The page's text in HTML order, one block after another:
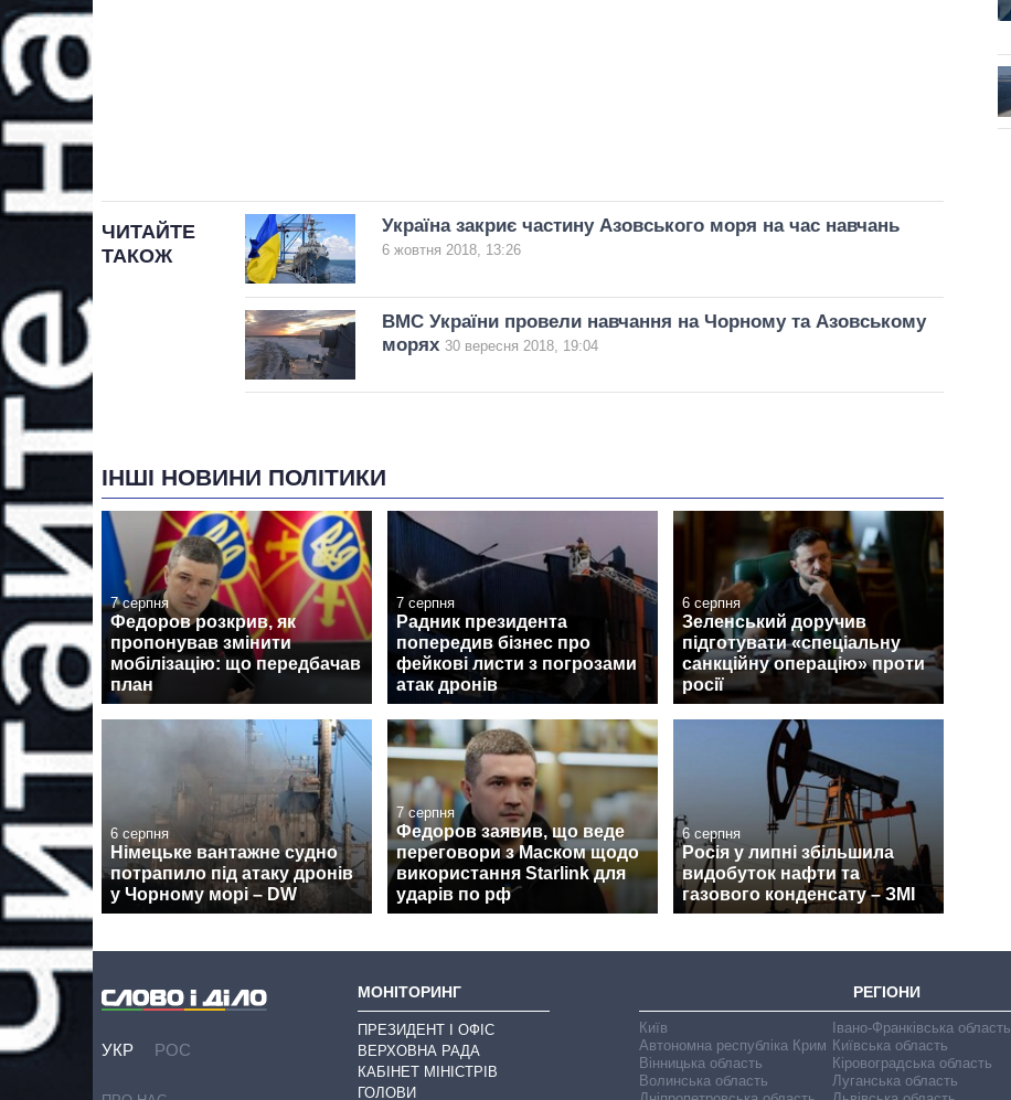
ЧИТАЙТЕ
ТАКОЖ
Україна закриє частину Азовського моря на час навчань
6 жовтня 2018, 13:26
ВМС України провели навчання на Чорному та Азовському
морях 30 вересня 2018, 19:04
ІНШІ НОВИНИ ПОЛІТИКИ
7 серпня
Федоров розкрив, як
пропонував змінити
мобілізацію: що передбачав
план
7 серпня
Радник президента
попередив бізнес про
фейкові листи з погрозами
атак дронів
6 серпня
Зеленський доручив
підготувати «спеціальну
санкційну операцію» проти
росії
6 серпня
Німецьке вантажне судно
потрапило під атаку дронів
у Чорному морі – DW
7 серпня
Федоров заявив, що веде
переговори з Маском щодо
використання Starlink для
ударів по рф
6 серпня
Росія у липні збільшила
видобуток нафти та
газового конденсату – ЗМІ
УКР РОС
МОНІТОРИНГ
ПРЕЗИДЕНТ І ОФІС
ВЕРХОВНА РАДА
КАБІНЕТ МІНІСТРІВ
ГОЛОВИ
РЕГІОНИ
Київ
Автономна республіка Крим
Вінницька область
Волинська область
Івано-Франківська область
Київська область
Кіровоградська область
Луганська область